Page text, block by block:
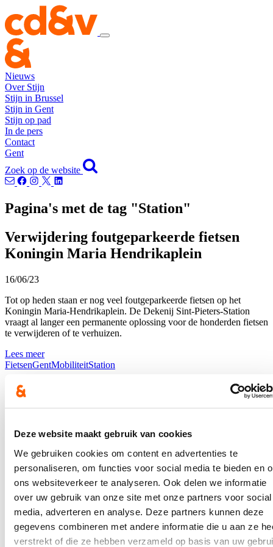
Deze website maakt gebruik van cookies
We gebruiken cookies om content en advertenties te
personaliseren, om functies voor social media te bieden en
ons websiteverkeer te analyseren. Ook delen we informatie
over uw gebruik van onze site met onze partners voor social
media, adverteren en analyse. Deze partners kunnen deze
gegevens combineren met andere informatie die u aan ze
verstrekt of die ze hebben verzameld op basis van uw
Nieuws
Over Stijn
Stijn in Brussel
Stijn in Gent
Stijn op pad
In de pers
Contact
Gent
Zoek op de website
Pagina's met de tag "Station"
Verwijdering foutgeparkeerde fietsen
Koningin Maria Hendrikaplein
16/06/23
Tot op heden staan er nog veel foutgeparkeerde fietsen op het
Koningin Maria-Hendrikaplein. De Dekenij Sint-Pieters-Station
vraagt al langer een permanente oplossing voor de honderden fietsen
te verwijderen of te verhuizen.
Lees meer
FietsenGentMobiliteitStation
Nood aan oplossingen voor files op
kruispunt Sint-Denijslaan aan Gent-Sint-
03/03/23
Automobilisten die tijdens de spits vanuit de Valentin Vaerwyckweg
de ondergrondse parking van Gent-Sint-Pieters willen inrijden,
verliezen telkens heel wat tijd bij het aanschuiven aan de
verkeerslichten op het kruispunt met de Sint-Denijslaan. Wagens die
naar rechts (en in mindere mate links) moeten afslaan, zorgen ervoor
dat het kruispunt vastloopt, met files tot op de brug over de R4 tot